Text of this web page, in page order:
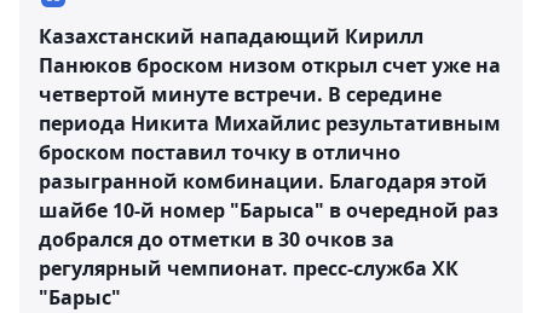
Казахстанский нападающий Кирилл
Панюков броском низом открыл счет уже на
четвертой минуте встречи. В середине
периода Никита Михайлис результативным
броском поставил точку в отлично
разыгранной комбинации. Благодаря этой
шайбе 10-й номер "Барыса" в очередной раз
добрался до отметки в 30 очков за
регулярный чемпионат. пресс-служба ХК
"Барыс"